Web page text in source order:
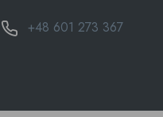
+48 601 273 367